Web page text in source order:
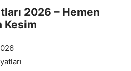
2026 – Hemen
Kesim